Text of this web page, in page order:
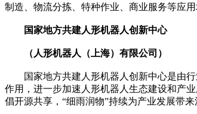
制造、物流分拣、特种作业、商业服务等应用
国家地方共建人形机器人创新中心
（人形机器人（上海）有限公司）
国家地方共建人形机器人创新中心是由行
作用，进一步加速人形机器人生态建设和产
倡开源共享，“细雨润物”持续为产业发展带来